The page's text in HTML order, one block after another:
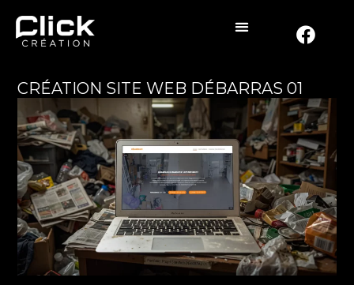
CRÉATION SITE WEB DÉBARRAS 01